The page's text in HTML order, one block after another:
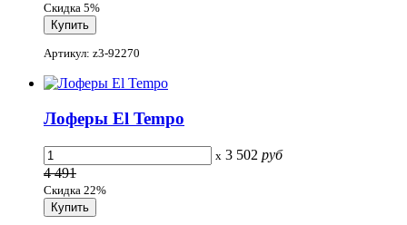
Скидка 5%
Артикул: z3-92270
Лоферы El Tempo
x 3 502 руб
4 491
Скидка 22%